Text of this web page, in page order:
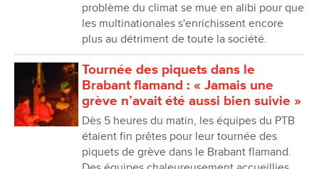
problème du climat se mue en alibi pour que
les multinationales s'enrichissent encore
plus au détriment de toute la société.
Tournée des piquets dans le
Brabant flamand : « Jamais une
grève n’avait été aussi bien suivie »
Dès 5 heures du matin, les équipes du PTB
étaient fin prêtes pour leur tournée des
piquets de grève dans le Brabant flamand.